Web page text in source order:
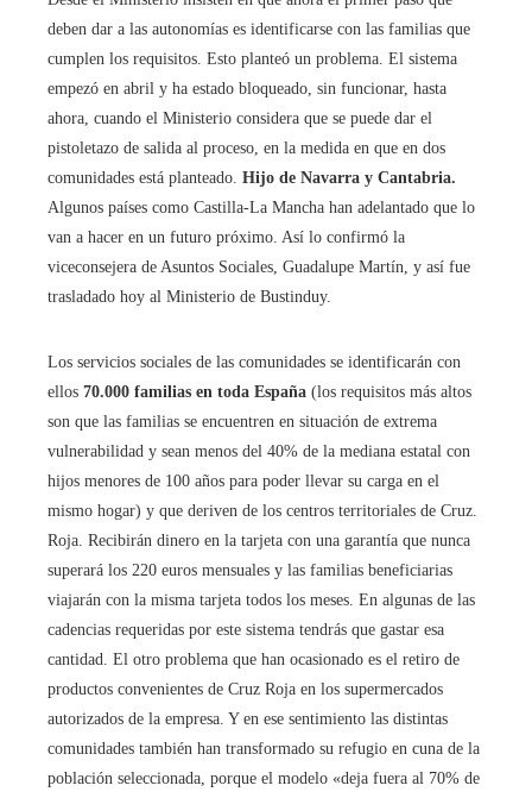
deben dar a las autonomías es identificarse con las familias que
cumplen los requisitos. Esto planteó un problema. El sistema
empezó en abril y ha estado bloqueado, sin funcionar, hasta
ahora, cuando el Ministerio considera que se puede dar el
pistoletazo de salida al proceso, en la medida en que en dos
comunidades está planteado. Hijo de Navarra y Cantabria.
Algunos países como Castilla-La Mancha han adelantado que lo
van a hacer en un futuro próximo. Así lo confirmó la
viceconsejera de Asuntos Sociales, Guadalupe Martín, y así fue
trasladado hoy al Ministerio de Bustinduy.
Los servicios sociales de las comunidades se identificarán con
ellos 70.000 familias en toda España (los requisitos más altos
son que las familias se encuentren en situación de extrema
vulnerabilidad y sean menos del 40% de la mediana estatal con
hijos menores de 100 años para poder llevar su carga en el
mismo hogar) y que deriven de los centros territoriales de Cruz.
Roja. Recibirán dinero en la tarjeta con una garantía que nunca
superará los 220 euros mensuales y las familias beneficiarias
viajarán con la misma tarjeta todos los meses. En algunas de las
cadencias requeridas por este sistema tendrás que gastar esa
cantidad. El otro problema que han ocasionado es el retiro de
productos convenientes de Cruz Roja en los supermercados
autorizados de la empresa. Y en ese sentimiento las distintas
comunidades también han transformado su refugio en cuna de la
población seleccionada, porque el modelo «deja fuera al 70% de